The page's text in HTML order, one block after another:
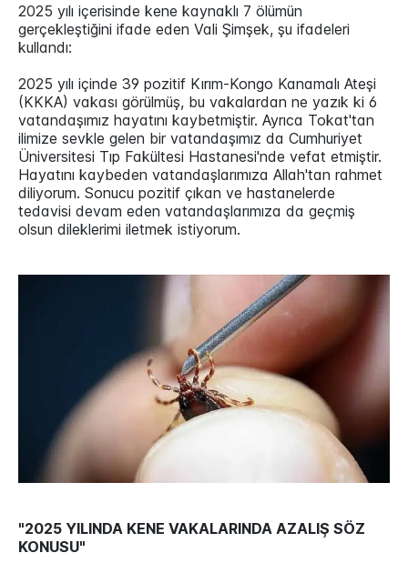
2025 yılı içerisinde kene kaynaklı 7 ölümün
gerçekleştiğini ifade eden Vali Şimşek, şu ifadeleri
kullandı:
2025 yılı içinde 39 pozitif Kırım-Kongo Kanamalı Ateşi
(KKKA) vakası görülmüş, bu vakalardan ne yazık ki 6
vatandaşımız hayatını kaybetmiştir. Ayrıca Tokat'tan
ilimize sevkle gelen bir vatandaşımız da Cumhuriyet
Üniversitesi Tıp Fakültesi Hastanesi'nde vefat etmiştir.
Hayatını kaybeden vatandaşlarımıza Allah'tan rahmet
diliyorum. Sonucu pozitif çıkan ve hastanelerde
tedavisi devam eden vatandaşlarımıza da geçmiş
olsun dileklerimi iletmek istiyorum.
"2025 YILINDA KENE VAKALARINDA AZALIŞ SÖZ
KONUSU"